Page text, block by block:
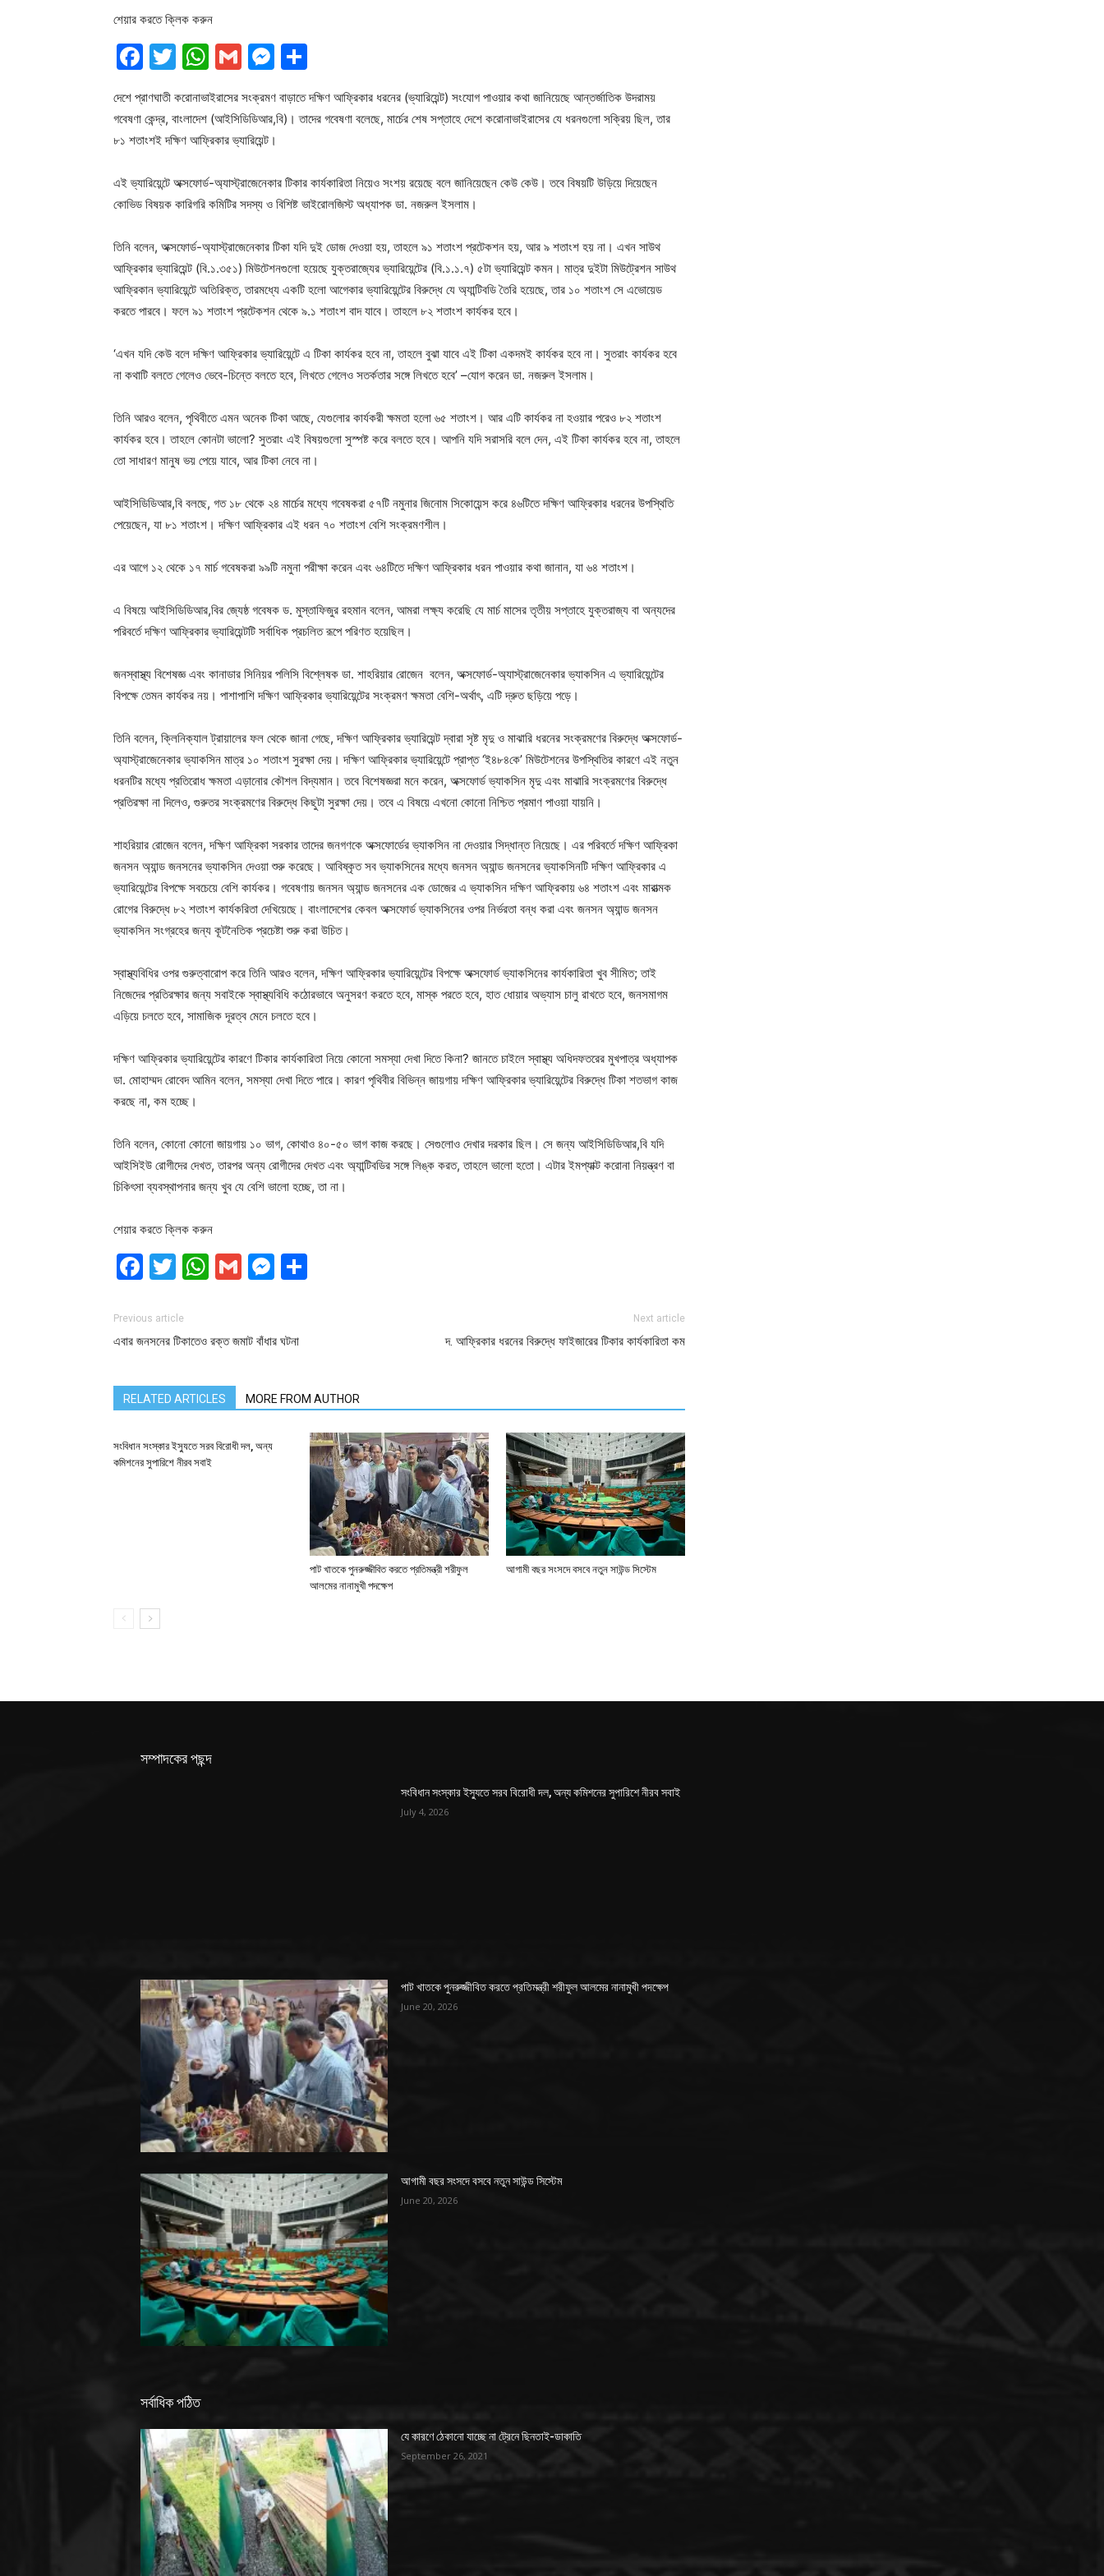
শেয়ার করতে ক্লিক করুন
Facebook
Twitter
WhatsApp
GmailMessenger
দেশে প্রাণঘাতী করোনাভাইরাসের সংক্রমণ বাড়াতে দক্ষিণ আফ্রিকার ধরনের (ভ্যারিয়েন্ট) সংযোগ পাওয়ার কথা জানিয়েছে আন্তর্জাতিক উদরাময়
গবেষণা কেন্দ্র, বাংলাদেশ (আইসিডিডিআর,বি)। তাদের গবেষণা বলেছে, মার্চের শেষ সপ্তাহে দেশে করোনাভাইরাসের যে ধরনগুলো সক্রিয় ছিল, তার
৮১ শতাংশই দক্ষিণ আফ্রিকার ভ্যারিয়েন্ট।
এই ভ্যারিয়েন্টে অক্সফোর্ড-অ্যাস্ট্রাজেনেকার টিকার কার্যকারিতা নিয়েও সংশয় রয়েছে বলে জানিয়েছেন কেউ কেউ। তবে বিষয়টি উড়িয়ে দিয়েছেন
কোভিড বিষয়ক কারিগরি কমিটির সদস্য ও বিশিষ্ট ভাইরোলজিস্ট অধ্যাপক ডা. নজরুল ইসলাম।
তিনি বলেন, অক্সফোর্ড-অ্যাস্ট্রাজেনেকার টিকা যদি দুই ডোজ দেওয়া হয়, তাহলে ৯১ শতাংশ প্রটেকশন হয়, আর ৯ শতাংশ হয় না। এখন সাউথ
আফ্রিকার ভ্যারিয়েন্ট (বি.১.৩৫১) মিউটেশনগুলো হয়েছে যুক্তরাজ্যের ভ্যারিয়েন্টের (বি.১.১.৭) ৫টা ভ্যারিয়েন্ট কমন। মাত্র দুইটা মিউট্রেশন সাউথ
আফ্রিকান ভ্যারিয়েন্টে অতিরিক্ত, তারমধ্যে একটি হলো আগেকার ভ্যারিয়েন্টের বিরুদ্ধে যে অ্যান্টিবডি তৈরি হয়েছে, তার ১০ শতাংশ সে এভোয়েড
করতে পারবে। ফলে ৯১ শতাংশ প্রটেকশন থেকে ৯.১ শতাংশ বাদ যাবে। তাহলে ৮২ শতাংশ কার্যকর হবে।
‘এখন যদি কেউ বলে দক্ষিণ আফ্রিকার ভ্যারিয়েন্টে এ টিকা কার্যকর হবে না, তাহলে বুঝা যাবে এই টিকা একদমই কার্যকর হবে না। সুতরাং কার্যকর হবে
না কথাটি বলতে গেলেও ভেবে-চিন্তে বলতে হবে, লিখতে গেলেও সতর্কতার সঙ্গে লিখতে হবে’ –যোগ করেন ডা. নজরুল ইসলাম।
তিনি আরও বলেন, পৃথিবীতে এমন অনেক টিকা আছে, যেগুলোর কার্যকরী ক্ষমতা হলো ৬৫ শতাংশ। আর এটি কার্যকর না হওয়ার পরেও ৮২ শতাংশ
কার্যকর হবে। তাহলে কোনটা ভালো? সুতরাং এই বিষয়গুলো সুস্পষ্ট করে বলতে হবে। আপনি যদি সরাসরি বলে দেন, এই টিকা কার্যকর হবে না, তাহলে
তো সাধারণ মানুষ ভয় পেয়ে যাবে, আর টিকা নেবে না।
আইসিডিডিআর,বি বলছে, গত ১৮ থেকে ২৪ মার্চের মধ্যে গবেষকরা ৫৭টি নমুনার জিনোম সিকোয়েন্স করে ৪৬টিতে দক্ষিণ আফ্রিকার ধরনের উপস্থিতি
পেয়েছেন, যা ৮১ শতাংশ। দক্ষিণ আফ্রিকার এই ধরন ৭০ শতাংশ বেশি সংক্রমণশীল।
এর আগে ১২ থেকে ১৭ মার্চ গবেষকরা ৯৯টি নমুনা পরীক্ষা করেন এবং ৬৪টিতে দক্ষিণ আফ্রিকার ধরন পাওয়ার কথা জানান, যা ৬৪ শতাংশ।
এ বিষয়ে আইসিডিডিআর,বির জ্যেষ্ঠ গবেষক ড. মুস্তাফিজুর রহমান বলেন, আমরা লক্ষ্য করেছি যে মার্চ মাসের তৃতীয় সপ্তাহে যুক্তরাজ্য বা অন্যদের
পরিবর্তে দক্ষিণ আফ্রিকার ভ্যারিয়েন্টটি সর্বাধিক প্রচলিত রূপে পরিণত হয়েছিল।
জনস্বাস্থ্য বিশেষজ্ঞ এবং কানাডার সিনিয়র পলিসি বিশ্লেষক ডা. শাহরিয়ার রোজেন বলেন, অক্সফোর্ড-অ্যাস্ট্রাজেনেকার ভ্যাকসিন এ ভ্যারিয়েন্টের
বিপক্ষে তেমন কার্যকর নয়। পাশাপাশি দক্ষিণ আফ্রিকার ভ্যারিয়েন্টের সংক্রমণ ক্ষমতা বেশি-অর্থাৎ, এটি দ্রুত ছড়িয়ে পড়ে।
তিনি বলেন, ক্লিনিক্যাল ট্রায়ালের ফল থেকে জানা গেছে, দক্ষিণ আফ্রিকার ভ্যারিয়েন্ট দ্বারা সৃষ্ট মৃদু ও মাঝারি ধরনের সংক্রমণের বিরুদ্ধে অক্সফোর্ড-
অ্যাস্ট্রাজেনেকার ভ্যাকসিন মাত্র ১০ শতাংশ সুরক্ষা দেয়। দক্ষিণ আফ্রিকার ভ্যারিয়েন্টে প্রাপ্ত ‘ই৪৮৪কে’ মিউটেশনের উপস্থিতির কারণে এই নতুন
ধরনটির মধ্যে প্রতিরোধ ক্ষমতা এড়ানোর কৌশল বিদ্যমান। তবে বিশেষজ্ঞরা মনে করেন, অক্সফোর্ড ভ্যাকসিন মৃদু এবং মাঝারি সংক্রমণের বিরুদ্ধে
প্রতিরক্ষা না দিলেও, গুরুতর সংক্রমণের বিরুদ্ধে কিছুটা সুরক্ষা দেয়। তবে এ বিষয়ে এখনো কোনো নিশ্চিত প্রমাণ পাওয়া যায়নি।
শাহরিয়ার রোজেন বলেন, দক্ষিণ আফ্রিকা সরকার তাদের জনগণকে অক্সফোর্ডের ভ্যাকসিন না দেওয়ার সিদ্ধান্ত নিয়েছে। এর পরিবর্তে দক্ষিণ আফ্রিকা
জনসন অ্যান্ড জনসনের ভ্যাকসিন দেওয়া শুরু করেছে। আবিষ্কৃত সব ভ্যাকসিনের মধ্যে জনসন অ্যান্ড জনসনের ভ্যাকসিনটি দক্ষিণ আফ্রিকার এ
ভ্যারিয়েন্টের বিপক্ষে সবচেয়ে বেশি কার্যকর। গবেষণায় জনসন অ্যান্ড জনসনের এক ডোজের এ ভ্যাকসিন দক্ষিণ আফ্রিকায় ৬৪ শতাংশ এবং মারাত্মক
রোগের বিরুদ্ধে ৮২ শতাংশ কার্যকরিতা দেখিয়েছে। বাংলাদেশের কেবল অক্সফোর্ড ভ্যাকসিনের ওপর নির্ভরতা বন্ধ করা এবং জনসন অ্যান্ড জনসন
ভ্যাকসিন সংগ্রহের জন্য কূটনৈতিক প্রচেষ্টা শুরু করা উচিত।
স্বাস্থ্যবিধির ওপর গুরুত্বারোপ করে তিনি আরও বলেন, দক্ষিণ আফ্রিকার ভ্যারিয়েন্টের বিপক্ষে অক্সফোর্ড ভ্যাকসিনের কার্যকারিতা খুব সীমিত; তাই
নিজেদের প্রতিরক্ষার জন্য সবাইকে স্বাস্থ্যবিধি কঠোরভাবে অনুসরণ করতে হবে, মাস্ক পরতে হবে, হাত ধোয়ার অভ্যাস চালু রাখতে হবে, জনসমাগম
এড়িয়ে চলতে হবে, সামাজিক দূরত্ব মেনে চলতে হবে।
দক্ষিণ আফ্রিকার ভ্যারিয়েন্টের কারণে টিকার কার্যকারিতা নিয়ে কোনো সমস্যা দেখা দিতে কিনা? জানতে চাইলে স্বাস্থ্য অধিদফতরের মুখপাত্র অধ্যাপক
ডা. মোহাম্মদ রোবেদ আমিন বলেন, সমস্যা দেখা দিতে পারে। কারণ পৃথিবীর বিভিন্ন জায়গায় দক্ষিণ আফ্রিকার ভ্যারিয়েন্টের বিরুদ্ধে টিকা শতভাগ কাজ
করছে না, কম হচ্ছে।
তিনি বলেন, কোনো কোনো জায়গায় ১০ ভাগ, কোথাও ৪০-৫০ ভাগ কাজ করছে। সেগুলোও দেখার দরকার ছিল। সে জন্য আইসিডিডিআর,বি যদি
আইসিইউ রোগীদের দেখত, তারপর অন্য রোগীদের দেখত এবং অ্যান্টিবডির সঙ্গে লিঙ্ক করত, তাহলে ভালো হতো। এটার ইমপ্যাক্ট করোনা নিয়ন্ত্রণ বা
চিকিৎসা ব্যবস্থাপনার জন্য খুব যে বেশি ভালো হচ্ছে, তা না।
শেয়ার করতে ক্লিক করুন
Facebook
Twitter
WhatsApp
GmailMessenger
Previous article
এবার জনসনের টিকাতেও রক্ত জমাট বাঁধার ঘটনা
Next article
দ. আফ্রিকার ধরনের বিরুদ্ধে ফাইজারের টিকার কার্যকারিতা কম
RELATED ARTICLES MORE FROM AUTHOR
সংবিধান সংস্কার ইস্যুতে সরব বিরোধী দল, অন্য
কমিশনের সুপারিশে নীরব সবাই
পাট খাতকে পুনরুজ্জীবিত করতে প্রতিমন্ত্রী শরীফুল
আলমের নানামুখী পদক্ষেপ
আগামী বছর সংসদে বসবে নতুন সাউন্ড সিস্টেম
সম্পাদকের পছন্দ
সংবিধান সংস্কার ইস্যুতে সরব বিরোধী দল, অন্য কমিশনের সুপারিশে নীরব সবাই
July 4, 2026
পাট খাতকে পুনরুজ্জীবিত করতে প্রতিমন্ত্রী শরীফুল আলমের নানামুখী পদক্ষেপ
June 20, 2026
আগামী বছর সংসদে বসবে নতুন সাউন্ড সিস্টেম
June 20, 2026
সর্বাধিক পঠিত
যে কারণে ঠেকানো যাচ্ছে না ট্রেনে ছিনতাই-ডাকাতি
September 26, 2021